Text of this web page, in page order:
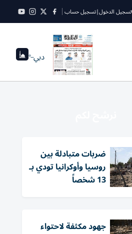
تسجيل الدخول|تسجيل حساب
دبي--°
ضربات متبادلة بين
روسيا وأوكرانيا تودي بـ
13 شخصاً
جهود مكثفة لاحتواء